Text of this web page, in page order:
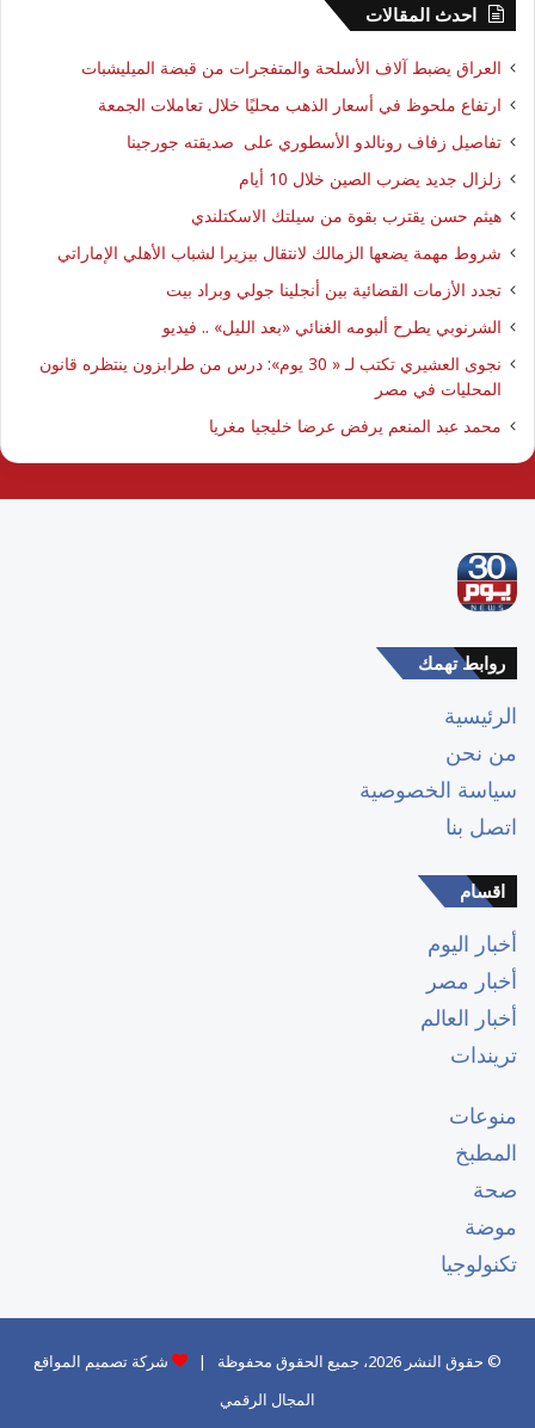
احدث المقالات
العراق يضبط آلاف الأسلحة والمتفجرات من قبضة الميليشبات
ارتفاع ملحوظ في أسعار الذهب محليًا خلال تعاملات الجمعة
تفاصيل زفاف رونالدو الأسطوري على صديقته جورجينا
زلزال جديد يضرب الصين خلال 10 أيام
هيثم حسن يقترب بقوة من سيلتك الاسكتلندي
شروط مهمة يضعها الزمالك لانتقال بيزيرا لشباب الأهلي الإماراتي
تجدد الأزمات القضائية بين أنجلينا جولي وبراد بيت
الشرنوبي يطرح ألبومه الغنائي «بعد الليل» .. فيديو
نجوى العشيري تكتب لـ « 30 يوم»: درس من طرابزون ينتظره قانون
المحليات في مصر
محمد عبد المنعم يرفض عرضا خليجيا مغريا
روابط تهمك
الرئيسية
من نحن
سياسة الخصوصية
اتصل بنا
اقسام
أخبار اليوم
أخبار مصر
أخبار العالم
تريندات
منوعات
المطبخ
صحة
موضة
تكنولوجيا
© حقوق النشر 2026، جميع الحقوق محفوظة |
شركة تصميم المواقع
المجال الرقمي